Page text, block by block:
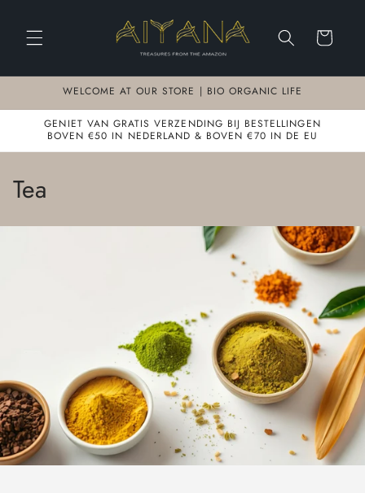
content Winkelwagen
WELCOME AT OUR STORE | BIO ORGANIC LIFE
GENIET VAN GRATIS VERZENDING BIJ BESTELLINGEN
BOVEN €50 IN NEDERLAND & BOVEN €70 IN DE EU
C
o
t
i
e
:
Tea